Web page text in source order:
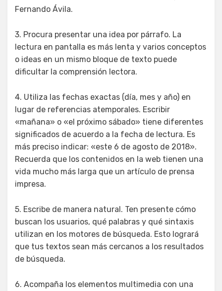
Fernando Ávila.
3. Procura presentar una idea por párrafo. La
lectura en pantalla es más lenta y varios conceptos
o ideas en un mismo bloque de texto puede
dificultar la comprensión lectora.
4. Utiliza las fechas exactas (día, mes y año) en
lugar de referencias atemporales. Escribir
«mañana» o «el próximo sábado» tiene diferentes
significados de acuerdo a la fecha de lectura. Es
más preciso indicar: «este 6 de agosto de 2018».
Recuerda que los contenidos en la web tienen una
vida mucho más larga que un artículo de prensa
impresa.
5. Escribe de manera natural. Ten presente cómo
buscan los usuarios, qué palabras y qué sintaxis
utilizan en los motores de búsqueda. Esto logrará
que tus textos sean más cercanos a los resultados
de búsqueda.
6. Acompaña los elementos multimedia con una